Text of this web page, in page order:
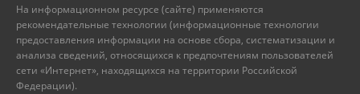
На информационном ресурсе (сайте) применяются
рекомендательные технологии (информационные технологии
предоставления информации на основе сбора, систематизации и
анализа сведений, относящихся к предпочтениям пользователей
сети «Интернет», находящихся на территории Российской
Федерации).